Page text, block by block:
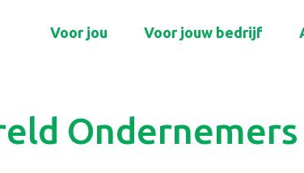
Voor jou Voor jouw bedrijf